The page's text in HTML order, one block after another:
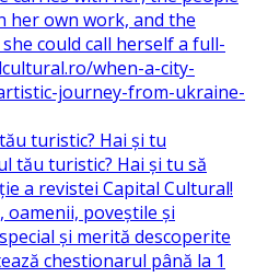
turistic? Hai și tu